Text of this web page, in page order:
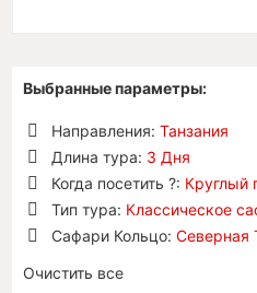
Выбранные параметры:
Направления: Танзания
Удалить
позицию
Длина тура: 3 Дня
Удалить
позицию
Когда посетить ?: Круглый
Удалить
позицию
Тип тура: Классическое
Удалить
позицию
Сафари Кольцо: Северная
позицию
Очистить все